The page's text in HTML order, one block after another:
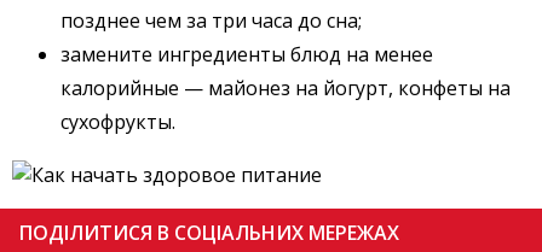
позднее чем за три часа до сна;
замените ингредиенты блюд на менее
калорийные — майонез на йогурт, конфеты на
сухофрукты.
ПОДІЛИТИСЯ В СОЦІАЛЬНИХ МЕРЕЖАХ